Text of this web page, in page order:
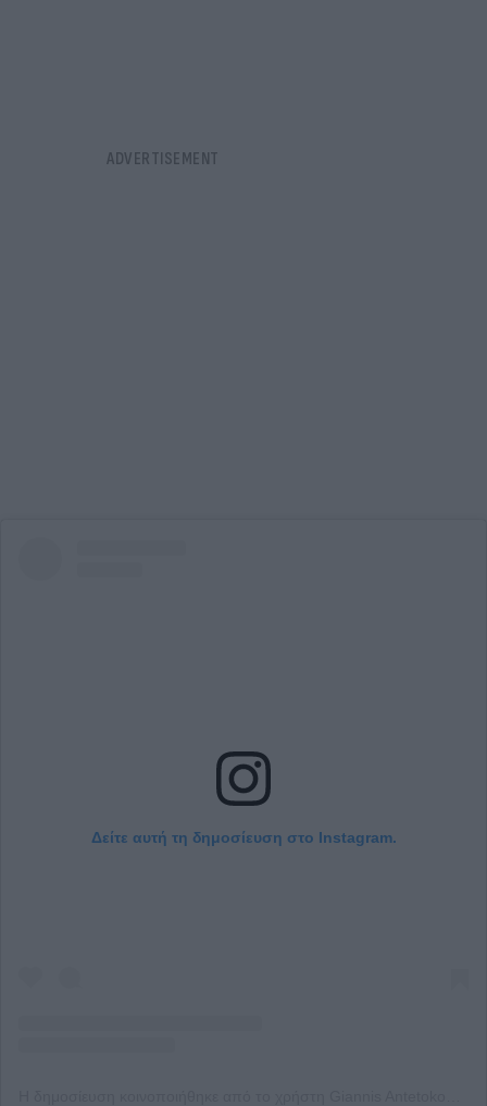
Δείτε αυτή τη δημοσίευση στο Instagram.